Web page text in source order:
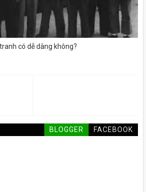
có dễ dàng không?
BLOGGER FACEBOOK